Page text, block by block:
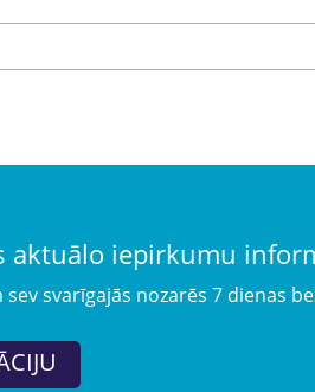
aktuālo iepirkumu
svarīgajās nozarēs 7 dienas